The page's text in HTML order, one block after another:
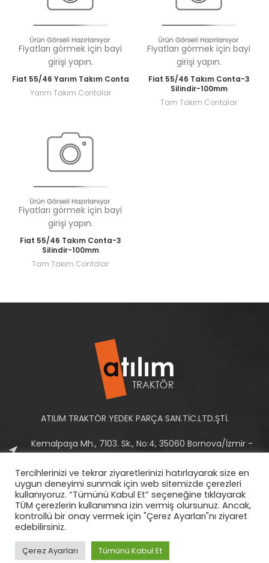
Fiyatları görmek için bayi
girişi yapın.
Fiat 55/46 Yarım Takım Conta
Yarım Takım Contalar
Fiyatları görmek için bayi
girişi yapın.
Fiat 55/46 Takım Conta-3
Silindir-100mm
Tam Takım Contalar
Fiyatları görmek için bayi
girişi yapın.
Fiat 55/46 Takım Conta-3
Silindir-100mm
Tam Takım Contalar
ATILIM TRAKTÖR YEDEK PARÇA SAN.TİC.LTD.ŞTİ.
Kemalpaşa Mh., 7103. Sk., No:4, 35060 Bornova/İzmir -
Tel: +90 232 458 10 93-94
E-Posta:info@atilimtraktor.com.tr
Tercihlerinizi ve tekrar ziyaretlerinizi hatırlayarak size en
uygun deneyimi sunmak için web sitemizde çerezleri
kullanıyoruz. “Tümünü Kabul Et” seçeneğine tıklayarak
TÜM çerezlerin kullanımına izin vermiş olursunuz. Ancak,
kontrollü bir onay vermek için "Çerez Ayarları"nı ziyaret
edebilirsiniz.
Çerez Ayarları Tümünü Kabul Et